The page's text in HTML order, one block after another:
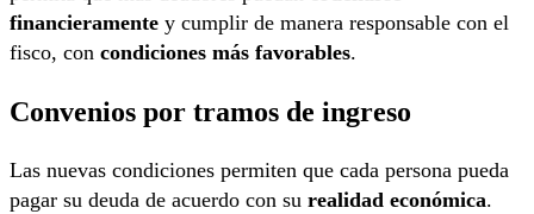
financieramente y cumplir de manera responsable con el
fisco, con condiciones más favorables.
Convenios por tramos de ingreso
Las nuevas condiciones permiten que cada persona pueda
pagar su deuda de acuerdo con su realidad económica.